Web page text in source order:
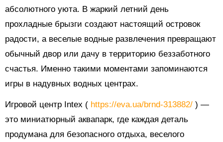
абсолютного уюта. В жаркий летний день
прохладные брызги создают настоящий островок
радости, а веселые водные развлечения превращают
обычный двор или дачу в территорию беззаботного
счастья. Именно такими моментами запоминаются
игры в надувных водных центрах.
Игровой центр Intex ( https://eva.ua/brnd-313882/ ) —
это миниатюрный аквапарк, где каждая деталь
продумана для безопасного отдыха, веселого